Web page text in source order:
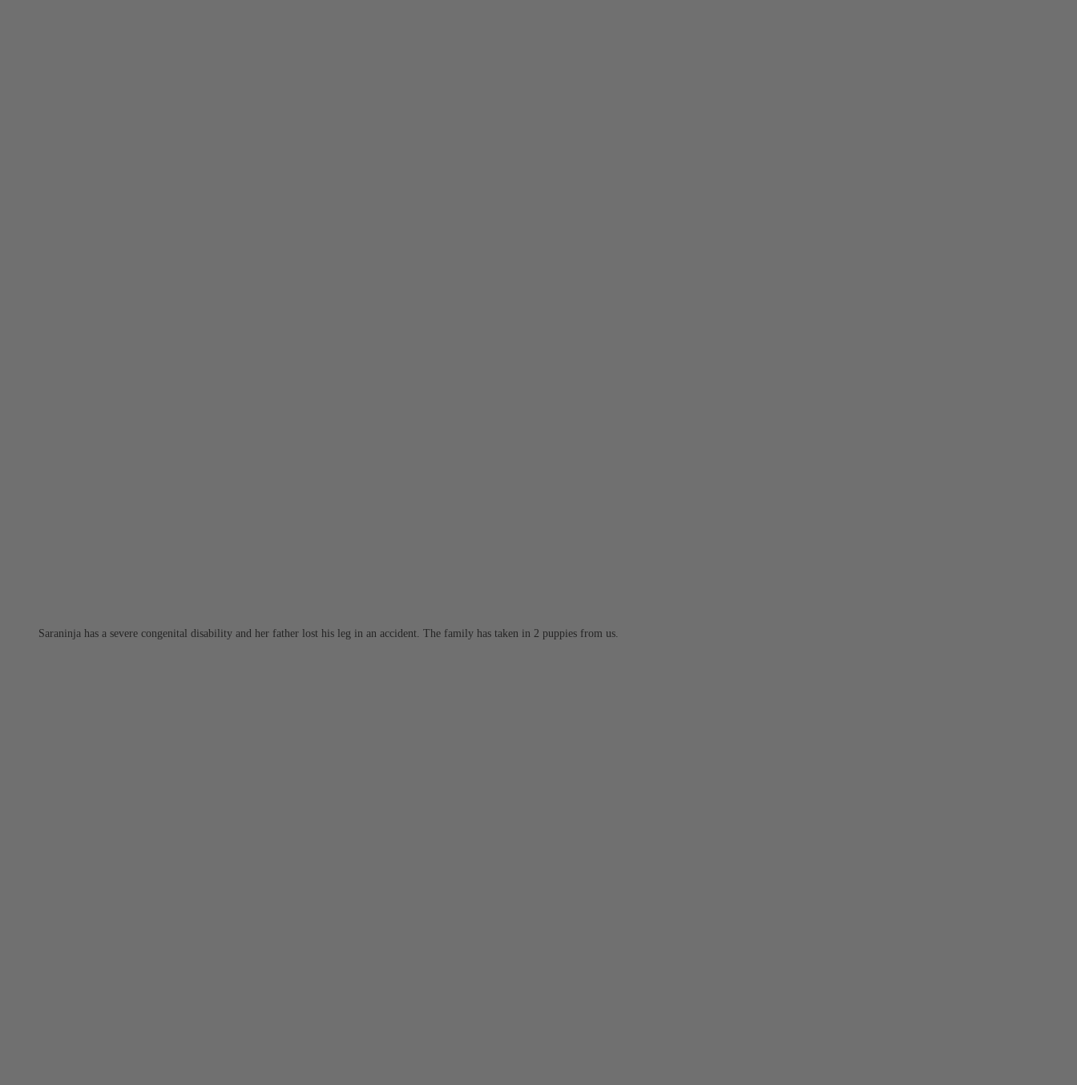
Saraninja has a severe congenital disability and her father lost his leg in an accident. The family has taken in 2 puppies from us.